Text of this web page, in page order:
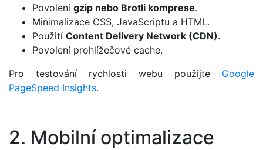
Povolení gzip nebo Brotli komprese.
Minimalizace CSS, JavaScriptu a HTML.
Použití Content Delivery Network (CDN).
Povolení prohlížečové cache.
Pro testování rychlosti webu použijte Google
PageSpeed ​​Insights.
2. Mobilní optimalizace